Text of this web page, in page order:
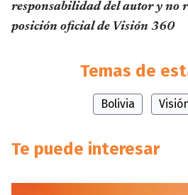
responsabilidad del autor y no
posición oficial de Visión 360
Temas de
Bolivia
Te puede interesar